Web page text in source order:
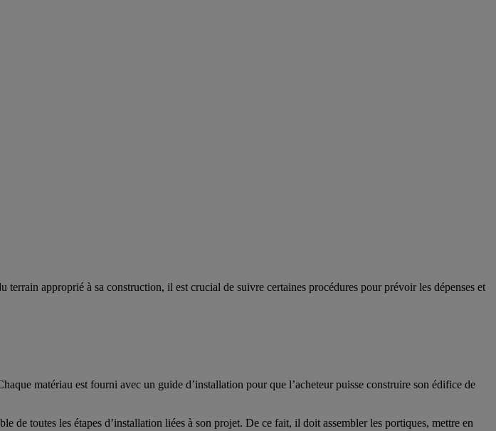
approprié à sa construction, il est crucial de suivre certaines procédures pour prévoir les dépenses et
matériau est fourni avec un guide d’installation pour que l’acheteur puisse construire son édifice de
de toutes les étapes d’installation liées à son projet. De ce fait, il doit assembler les portiques, mettre en